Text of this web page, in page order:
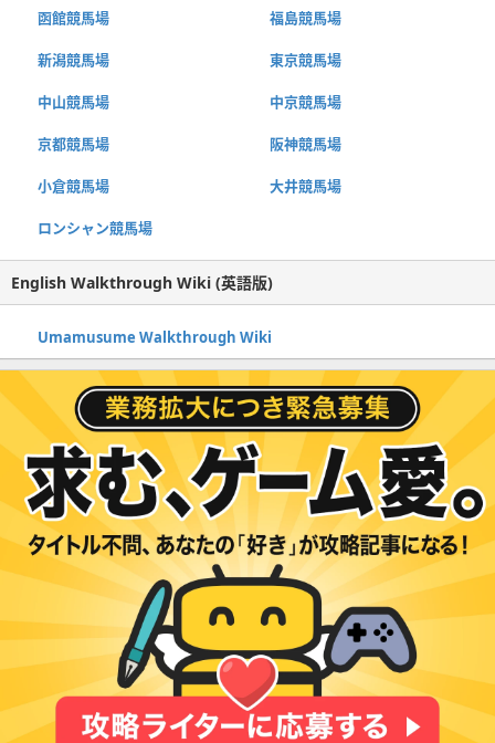
函館競馬場 福島競馬場
新潟競馬場 東京競馬場
中山競馬場 中京競馬場
京都競馬場 阪神競馬場
小倉競馬場 大井競馬場
ロンシャン競馬場
English Walkthrough Wiki (英語版)
Umamusume Walkthrough Wiki